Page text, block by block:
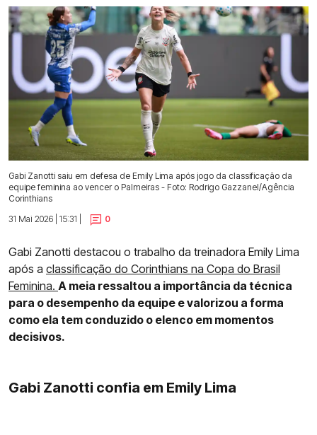
Gabi Zanotti saiu em defesa de Emily Lima após jogo da classificação da
equipe feminina ao vencer o Palmeiras - Foto: Rodrigo Gazzanel/Agência
Corinthians
31 Mai 2026 | 15:31 |
0
Gabi Zanotti destacou o trabalho da treinadora Emily Lima
após a classificação do Corinthians na Copa do Brasil
Feminina. A meia ressaltou a importância da técnica
para o desempenho da equipe e valorizou a forma
como ela tem conduzido o elenco em momentos
decisivos.
Gabi Zanotti confia em Emily Lima